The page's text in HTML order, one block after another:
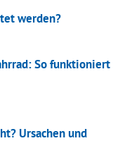
werden?
So funktioniert
Ursachen und